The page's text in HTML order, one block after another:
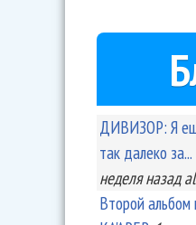
ДИВИЗОР: Я
так далеко за...
неделяназад
Второй альбом